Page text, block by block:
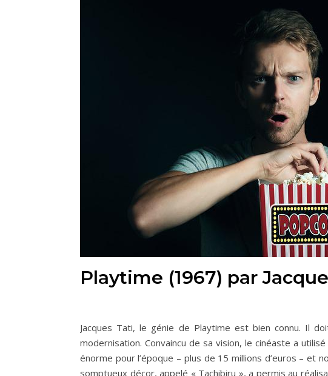
Playtime (1967) par
Jacques Tati, le génie de Playtime est bien connu. Il
modernisation. Convaincu de sa vision, le cinéaste a
énorme pour l’époque – plus de 15 millions d’euros – et
somptueux décor, appelé « Tachibiru », a permis au